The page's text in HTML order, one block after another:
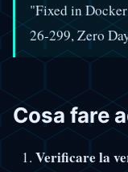
"Fixed in
26-299, Zero
Cosa fare
Verificare la